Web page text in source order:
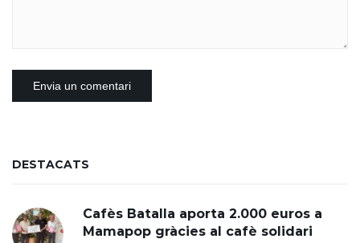
DESTACATS
Cafès Batalla aporta 2.000 euros a
Mamapop gràcies al cafè solidari